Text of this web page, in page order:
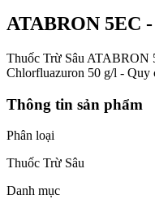
ATABRON 5EC
Thuốc Trừ Sâu
Chlorfluazuron 50 g/l - Quy
Thông tin sản phẩm
Phân loại
Thuốc Trừ Sâu
Danh mục